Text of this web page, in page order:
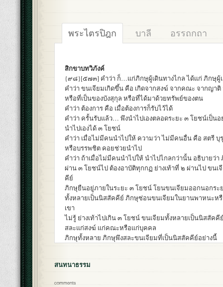
พระไตรปิฎก บาลี อรรถกถา
สิกขาบทวิภังค์
{๙๘}[๕๗๓] คำว่า ก็…แก่ภิกษุผู้เดินทางไกล ได้แก่ ภิกษุผู้
คำว่า ขนเจียมเกิดขึ้น คือ เกิดจากสงฆ์ จากคณะ จากญาติ
หรือที่เป็นของบังสุกุล หรือที่ได้มาด้วยทรัพย์ของตน
คำว่า ต้องการ คือ เมื่อต้องการก็รับไว้ได้
คำว่า ครั้นรับแล้ว… พึงนำไปเองตลอดระยะ ๓ โยชน์เป็น
นำไปเองได้ ๓ โยชน์
คำว่า เมื่อไม่มีคนนำไปให้ ความว่า ไม่มีคนอื่น คือ สตรี
หรือบรรพชิต คอยช่วยนำไป
คำว่า ถ้าเมื่อไม่มีคนนำไปให้ นำไปไกลกว่านั้น อธิบายว่า
ผ่าน ๓ โยชน์ไป ต้องอาบัติทุกกฏ ย่างเท้าที่ ๒ ผ่านไป ขน
คีย์
ภิกษุยืนอยู่ภายในระยะ ๓ โยชน์ โยนขนเจียมออกนอกระ
ทั้งหลายเป็นนิสสัคคีย์ ภิกษุซ่อนขนเจียมในยานพาหนะห
เขา
ไม่รู้ ย่างเท้าไปเกิน ๓ โยชน์ ขนเจียมทั้งหลายเป็นนิสสัคคี
สละแก่สงฆ์ แก่คณะหรือแก่บุคคล
ภิกษุทั้งหลาย ภิกษุพึงสละขนเจียมที่เป็นนิสสัคคีย์อย่างนี้
สนทนาธรรม
comments